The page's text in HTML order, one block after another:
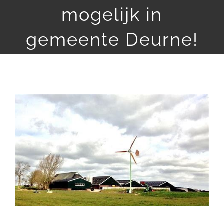
DOE MEE
mogelijk in
gemeente Deurne!
Bekijk
afbeelding